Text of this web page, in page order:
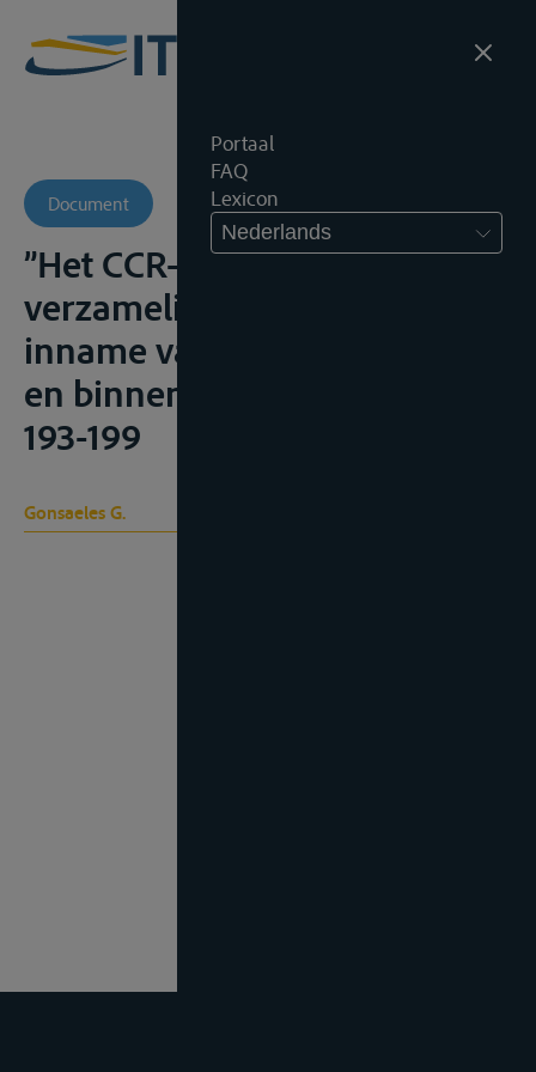
Portaal
FAQ
Lexicon
Nederlands
Document
”Het CCR-Verdrag inzake de
verzameling, afgifte en
inname van afval in de Rijn-
en binnenvaart”, T.V.R., 2002,
193-199
Gonsaeles G.